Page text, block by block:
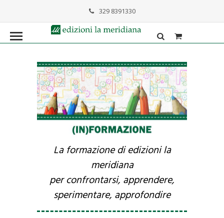
329 8391330
formazione@lameridiana.it
La formazione di edizioni la
meridiana
per confrontarsi, apprendere,
sperimentare, approfondire